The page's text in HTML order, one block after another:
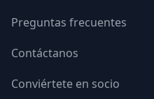
Preguntas frecuentes
Contáctanos
Conviértete en socio